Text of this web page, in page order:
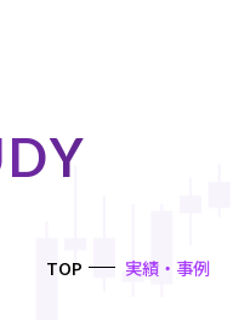
TOP 実績・事例